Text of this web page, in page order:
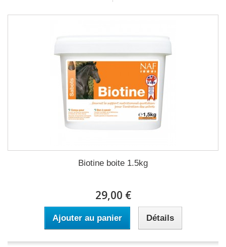
Biotine boite 1.5kg
29,00 €
Ajouter au panier Détails